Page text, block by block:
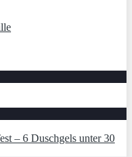
– 6 Duschgels unter 30